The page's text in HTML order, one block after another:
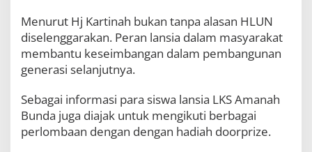
H
a
r
i
L
n
u
t
Menurut Hj Kartinah bukan tanpa alasan HLUN
diselenggarakan. Peran lansia dalam masyarakat
membantu keseimbangan dalam pembangunan
generasi selanjutnya.
Sebagai informasi para siswa lansia LKS Amanah
Bunda juga diajak untuk mengikuti berbagai
perlombaan dengan dengan hadiah doorprize.